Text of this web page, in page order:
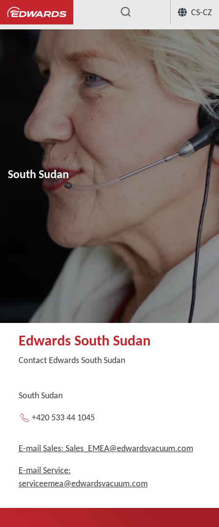
CS-CZ
...
South Sudan
Edwards South Sudan
Contact Edwards South Sudan
South Sudan
+420 533 44 1045
E-mail Sales: Sales_EMEA@edwardsvacuum.com
E-mail Service:
serviceemea@edwardsvacuum.com